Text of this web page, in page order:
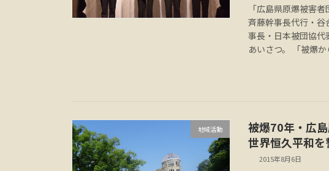
「広島県原爆被害
斉藤幹事長代行・谷
事長・日本被団協代
あいさつ。 「被爆
地域活動
被爆70年・広
世界恒久平和を
2015年8月6日